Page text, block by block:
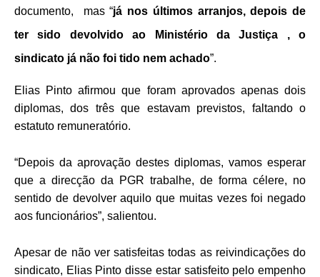
documento, mas “já nos últimos arranjos, depois de
ter sido devolvido ao Ministério da Justiça , o
sindicato já não foi tido nem achado”.
Elias Pinto afirmou que foram aprovados apenas dois
diplomas, dos três que estavam previstos, faltando o
estatuto remuneratório.
“Depois da aprovação destes diplomas, vamos esperar
que a direcção da PGR trabalhe, de forma célere, no
sentido de devolver aquilo que muitas vezes foi negado
aos funcionários”, salientou.
Apesar de não ver satisfeitas todas as reivindicações do
sindicato, Elias Pinto disse estar satisfeito pelo empenho